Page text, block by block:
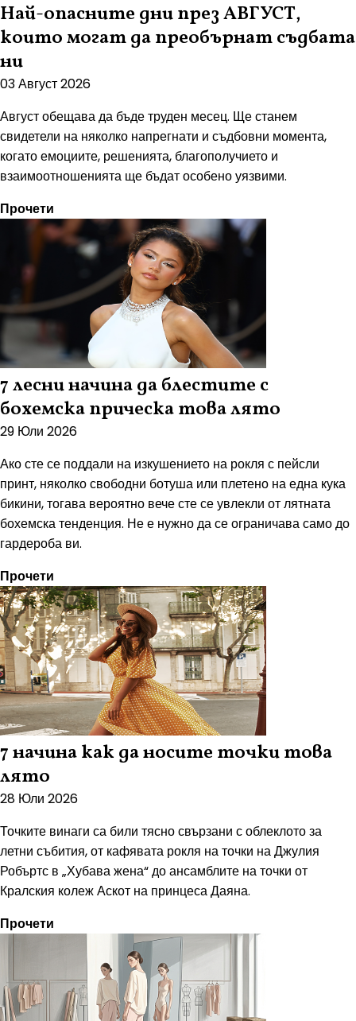
Най-опасните дни през АВГУСТ,
които могат да преобърнат съдбата
ни
03 Август 2026
Август обещава да бъде труден месец. Ще станем
свидетели на няколко напрегнати и съдбовни момента,
когато емоциите, решенията, благополучието и
взаимоотношенията ще бъдат особено уязвими.
Прочети
7 лесни начина да блестите с
бохемска прическа това лято
29 Юли 2026
Ако сте се поддали на изкушението на рокля с пейсли
принт, няколко свободни ботуша или плетено на една кука
бикини, тогава вероятно вече сте се увлекли от лятната
бохемска тенденция. Не е нужно да се ограничава само до
гардероба ви.
Прочети
7 начина как да носите точки това
лято
28 Юли 2026
Точките винаги са били тясно свързани с облеклото за
летни събития, от кафявата рокля на точки на Джулия
Робъртс в „Хубава жена“ до ансамблите на точки от
Кралския колеж Аскот на принцеса Даяна.
Прочети